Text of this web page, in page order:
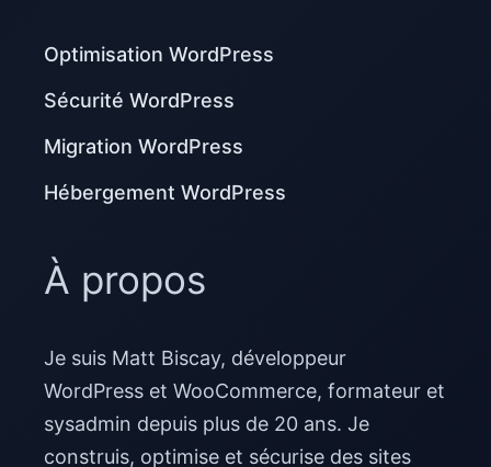
Optimisation WordPress
Sécurité WordPress
Migration WordPress
Hébergement WordPress
À propos
Je suis Matt Biscay, développeur
WordPress et WooCommerce, formateur et
sysadmin depuis plus de 20 ans. Je
construis, optimise et sécurise des sites